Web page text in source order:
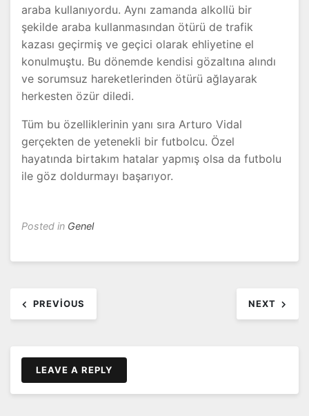
araba kullanıyordu. Aynı zamanda alkollü bir
şekilde araba kullanmasından ötürü de trafik
kazası geçirmiş ve geçici olarak ehliyetine el
konulmuştu. Bu dönemde kendisi gözaltına alındı
ve sorumsuz hareketlerinden ötürü ağlayarak
herkesten özür diledi.
Tüm bu özelliklerinin yanı sıra Arturo Vidal
gerçekten de yetenekli bir futbolcu. Özel
hayatında birtakım hatalar yapmış olsa da futbolu
ile göz doldurmayı başarıyor.
Posted in Genel
dolaşımı
PREVIOUS NEXT
LEAVE A REPLY